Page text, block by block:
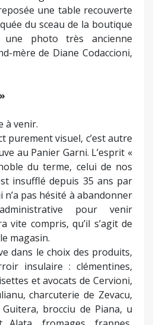
une table recouverte
du sceau de la boutique
photo très ancienne
mère de Diane Codaccioni,
à venir.
purement visuel, c’est autre
au Panier Garni. L’esprit «
du terme, celui de nos
insufflé depuis 35 ans par
n’a pas hésité à abandonner
pour venir
vite compris, qu’il s’agit de
magasin.
dans le choix des produits,
insulaire : clémentines,
et avocats de Cervioni,
charcuterie de Zevacu,
brocciu de Piana, u